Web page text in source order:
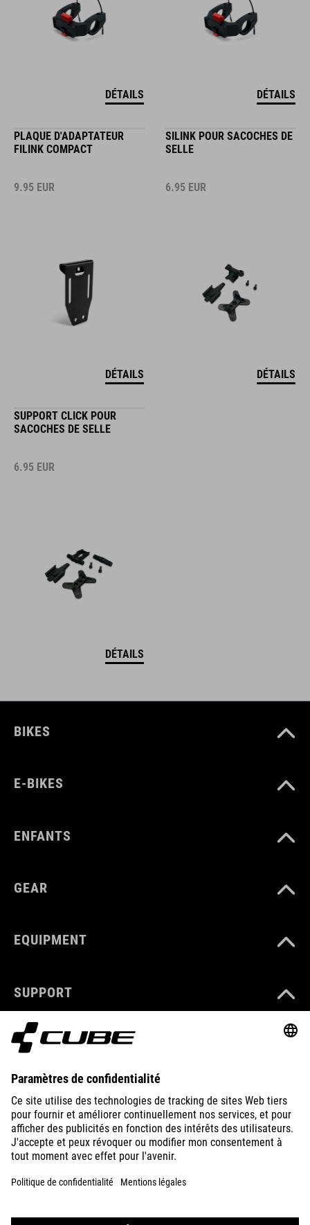
DÉTAILS DÉTAILS
PLAQUE D'ADAPTATEUR
FILINK COMPACT
9.95 EUR
DÉTAILS
SILINK POUR SACOCHES DE
SELLE
6.95 EUR
DÉTAILS
SUPPORT CLICK POUR
SACOCHES DE SELLE
6.95 EUR
DÉTAILS
BIKES
E-BIKES
ENFANTS
GEAR
EQUIPMENT
SUPPORT
ABOUT US
EXPLORE